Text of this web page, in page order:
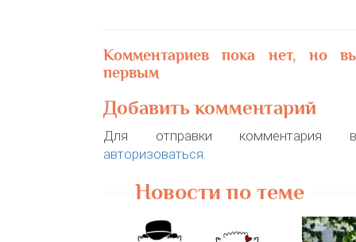
Комментариев пока нет, но
первым
Добавить комментарий
Для отправки комментария
авторизоваться.
Новости по теме